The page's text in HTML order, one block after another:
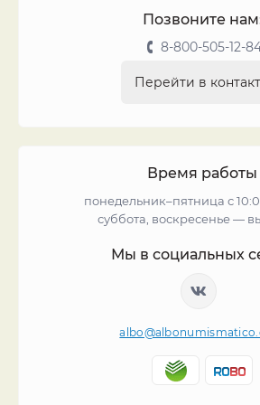
Позвоните
8-800-505-12-
Перейти в
Время работы
понедельник–пятница с
суббота, воскресенье —
Мы в социальных